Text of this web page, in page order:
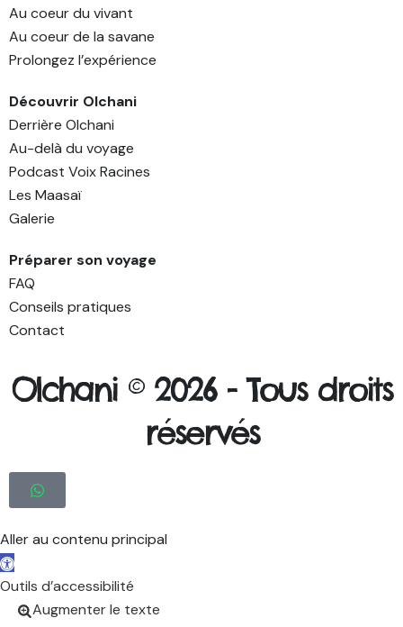
Au coeur du vivant
Au coeur de la savane
Prolongez l’expérience
Découvrir Olchani
Derrière Olchani
Au-delà du voyage
Podcast Voix Racines
Les Maasaï
Galerie
Préparer son voyage
FAQ
Conseils pratiques
Contact
Olchani © 2026 -Tous droits
réservés
Aller au contenu principal
Ouvrir la barre d’outils
Outils d’accessibilité
Augmenter le texte